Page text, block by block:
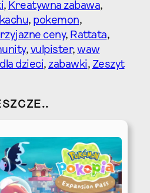
, Kreatywna zabawa
, pokemon
ceny, Rattata
, vulpister, waw
dzieci, zabawki, Zeszyt